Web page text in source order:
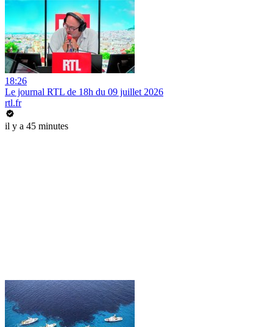
18:26
Le journal RTL de 18h du 09 juillet 2026
rtl.fr
il y a 45 minutes